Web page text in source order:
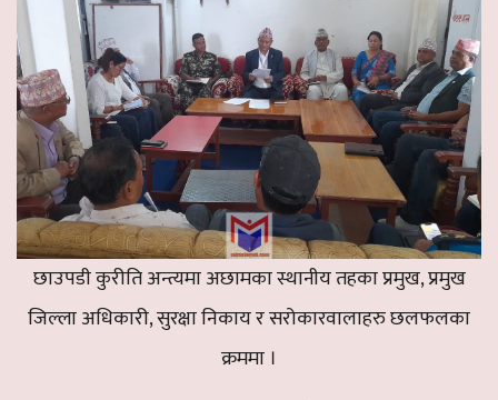
छाउपडी कुरीति अन्त्यमा अछामका स्थानीय तहका प्रमुख, प्रमुख
जिल्ला अधिकारी, सुरक्षा निकाय र सरोकारवालाहरु छलफलका
क्रममा ।